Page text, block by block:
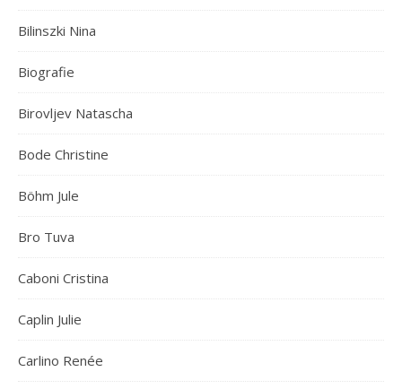
Bilinszki Nina
Biografie
Birovljev Natascha
Bode Christine
Böhm Jule
Bro Tuva
Caboni Cristina
Caplin Julie
Carlino Renée